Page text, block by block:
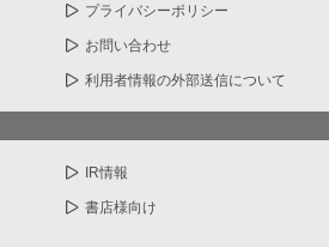
プライバシーポリシー
お問い合わせ
利用者情報の外部送信について
IR情報
書店様向け